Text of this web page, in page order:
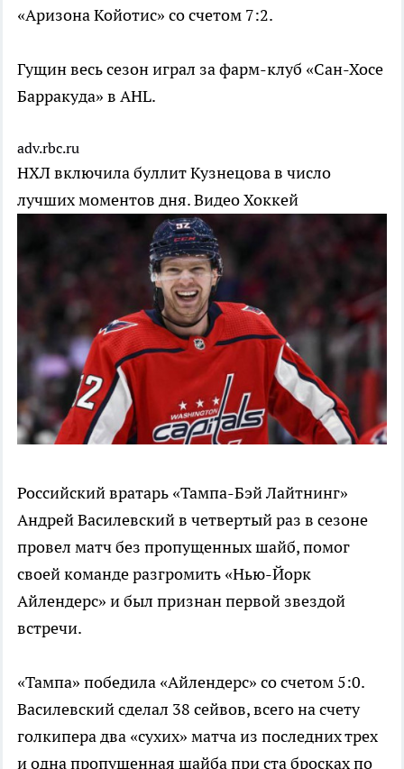
«Аризона Койотис» со счетом 7:2.
Гущин весь сезон играл за фарм-клуб «Сан-Хосе
Барракуда» в AHL.
adv.rbc.ru
НХЛ включила буллит Кузнецова в число
лучших моментов дня. ВидеоХоккей
Российский вратарь «Тампа-Бэй Лайтнинг»
Андрей Василевский в четвертый раз в сезоне
провел матч без пропущенных шайб, помог
своей команде разгромить «Нью-Йорк
Айлендерс» и был признан первой звездой
встречи.
«Тампа» победила «Айлендерс» со счетом 5:0.
Василевский сделал 38 сейвов, всего на счету
голкипера два «сухих» матча из последних трех
и одна пропущенная шайба при ста бросках по